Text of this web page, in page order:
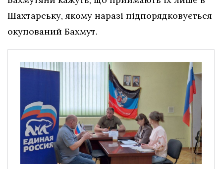
Шахтарську, якому наразі підпорядковується
окупований Бахмут.